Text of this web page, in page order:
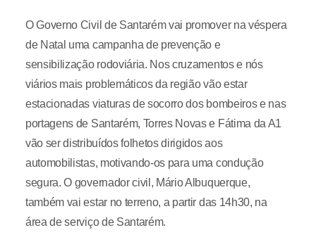
O Governo Civil de Santarém vai promover na véspera
de Natal uma campanha de prevenção e
sensibilização rodoviária. Nos cruzamentos e nós
viários mais problemáticos da região vão estar
estacionadas viaturas de socorro dos bombeiros e nas
portagens de Santarém, Torres Novas e Fátima da A1
vão ser distribuídos folhetos dirigidos aos
automobilistas, motivando-os para uma condução
segura. O governador civil, Mário Albuquerque,
também vai estar no terreno, a partir das 14h30, na
área de serviço de Santarém.